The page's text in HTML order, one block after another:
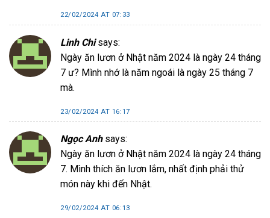
22/02/2024 AT 07:33
Linh Chi says:
Ngày ăn lươn ở Nhật năm 2024 là ngày 24 tháng
7 ư? Mình nhớ là năm ngoái là ngày 25 tháng 7
mà.
23/02/2024 AT 16:17
Ngọc Anh says:
Ngày ăn lươn ở Nhật năm 2024 là ngày 24 tháng
7. Mình thích ăn lươn lắm, nhất định phải thử
món này khi đến Nhật.
29/02/2024 AT 06:13